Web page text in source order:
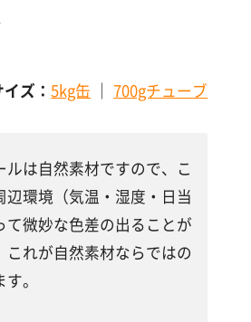
イズ：5kg缶 ｜700gチューブ
ルは自然素材ですので、こ
辺環境（気温・湿度・日当
て微妙な色差の出ることが
これが自然素材ならではの
。